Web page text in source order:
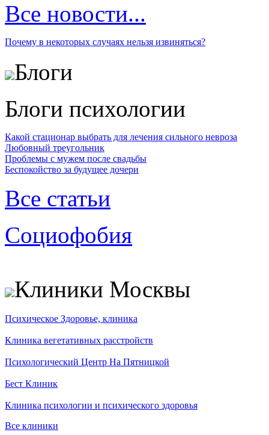
Все новости...
Почему в некоторых случаях нельзя извиняться?
Блоги
Блоги психологии
Какой стационар выбрать для лечения сильного невроза
Любовный треугольник
Проблемы с мужем после свадьбы
Беспокойство за будущее дочери
Все статьи
Социофобия
Клиники Москвы
Психическое Здоровье, клиника
Клиника вегетативных расстройств
Психологический Центр На Пятницкой
Бест Клиник
Клиника психологии и психического здоровья
Все клиники